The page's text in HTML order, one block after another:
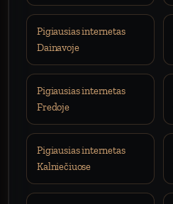
Pigiausias internetas
Dainavoje
Pigiausias internetas
Fredoje
Pigiausias internetas
Kalniečiuose